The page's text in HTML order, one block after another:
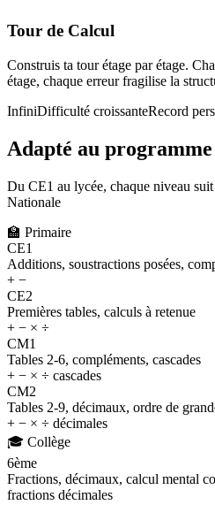
Tour de Calcul
Construis ta tour étage par étage.
étage, chaque erreur fragilise la
InfiniDifficulté croissanteRecord
Adapté au
Du CE1 au lycée, chaque niveau
Nationale
🏫 Primaire
CE1
Additions, soustractions posées,
+ −
CE2
Premières tables, calculs à retenue
+ − × ÷
CM1
Tables 2-6, compléments, cascades
+ − × ÷ cascades
CM2
Tables 2-9, décimaux, ordre de
+ − × ÷ décimales
🎓 Collège
6ème
Fractions, décimaux, calcul mental
fractions décimales